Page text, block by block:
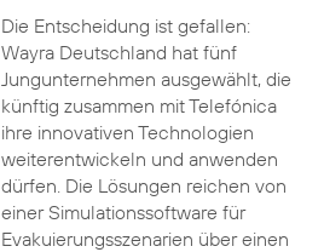
Die Entscheidung ist gefallen:
Wayra Deutschland hat fünf
Jungunternehmen ausgewählt, die
künftig zusammen mit Telefónica
ihre innovativen Technologien
weiterentwickeln und anwenden
dürfen. Die Lösungen reichen von
einer Simulationssoftware für
Evakuierungsszenarien über einen